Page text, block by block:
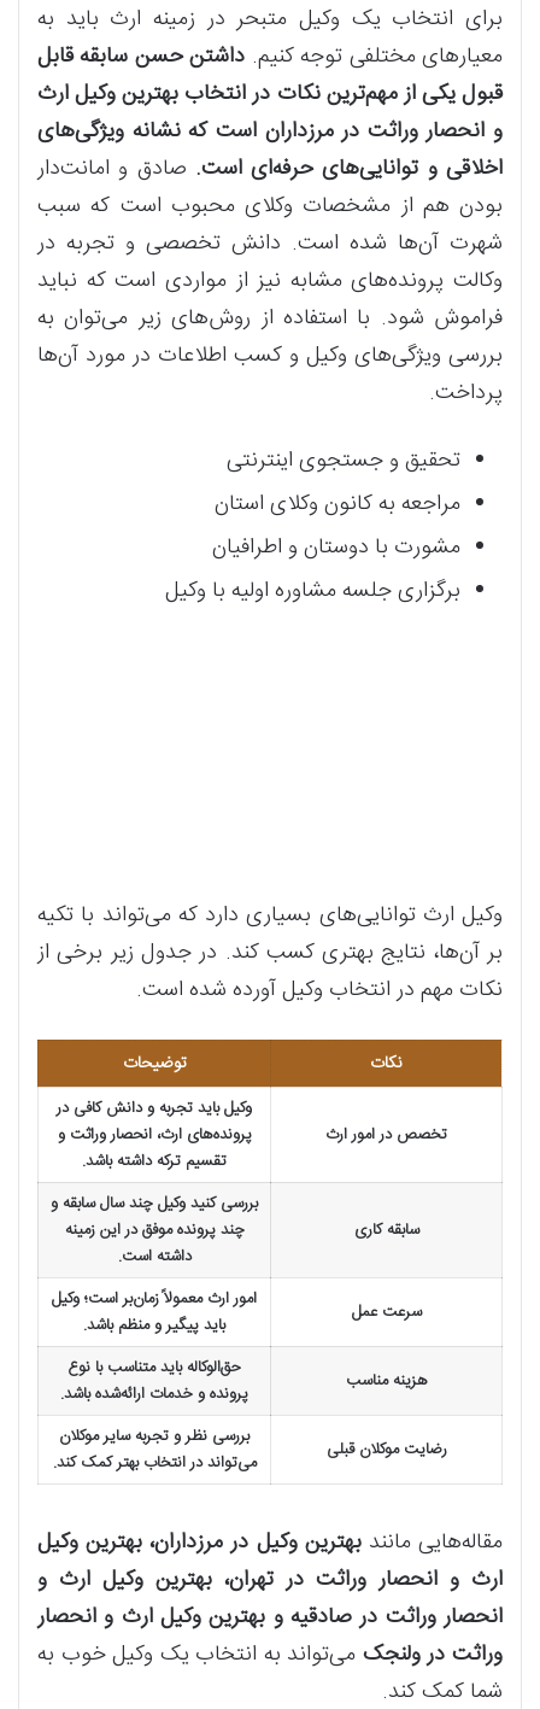
برای انتخاب یک وکیل متبحر در زمینه ارث باید به
معیارهای مختلفی توجه کنیم. داشتن حسن سابقه قابل
قبول یکی از مهم‌ترین نکات در انتخاب بهترین وکیل ارث
و انحصار وراثت در مرزداران است که نشانه ویژگی‌های
اخلاقی و توانایی‌های حرفه‌ای است. صادق و امانت‌دار
بودن هم از مشخصات وکلای محبوب است که سبب
شهرت آن‌ها شده است. دانش تخصصی و تجربه در
وکالت پرونده‌های مشابه نیز از مواردی است که نباید
فراموش شود. با استفاده از روش‌های زیر می‌توان به
بررسی ویژگی‌های وکیل و کسب اطلاعات در مورد آن‌ها
پرداخت.
تحقیق و جستجوی اینترنتی
مراجعه به کانون وکلای استان
مشورت با دوستان و اطرافیان
برگزاری جلسه مشاوره اولیه با وکیل
وکیل ارث توانایی‌های بسیاری دارد که می‌تواند با تکیه
بر آن‌ها، نتایج بهتری کسب کند. در جدول زیر برخی از
نکات مهم در انتخاب وکیل آورده شده است.
نکات توضیحات
تخصص در امور ارث
وکیل باید تجربه و دانش کافی در
پرونده‌های ارث، انحصار وراثت و
تقسیم ترکه داشته باشد.
سابقه کاری
بررسی کنید وکیل چند سال سابقه و
چند پرونده موفق در این زمینه
داشته است.
سرعت عمل
امور ارث معمولاً زمان‌بر است؛ وکیل
باید پیگیر و منظم باشد.
هزینه مناسب
حق‌الوکاله باید متناسب با نوع
پرونده و خدمات ارائه‌شده باشد.
رضایت موکلان قبلی
بررسی نظر و تجربه سایر موکلان
می‌تواند در انتخاب بهتر کمک کند.
مقاله‌هایی مانند بهترین وکیل در مرزداران، بهترین وکیل
ارث و انحصار وراثت در تهران، بهترین وکیل ارث و
انحصار وراثت در صادقیه و بهترین وکیل ارث و انحصار
وراثت در ولنجک می‌تواند به انتخاب یک وکیل خوب به
شما کمک کند.